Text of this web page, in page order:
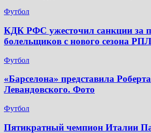
Футбол
КДК РФС ужесточил санкции за
болельщиков с нового сезона РПЛ
Футбол
«Барселона» представила Роберта
Левандовского. Фото
Футбол
Пятикратный чемпион Италии